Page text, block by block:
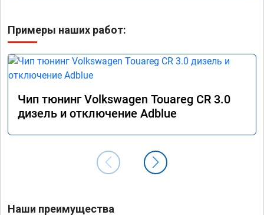
Примеры наших работ:
Чип тюнинг Volkswagen Touareg CR 3.0
дизель и отключение Adblue
Наши преимущества